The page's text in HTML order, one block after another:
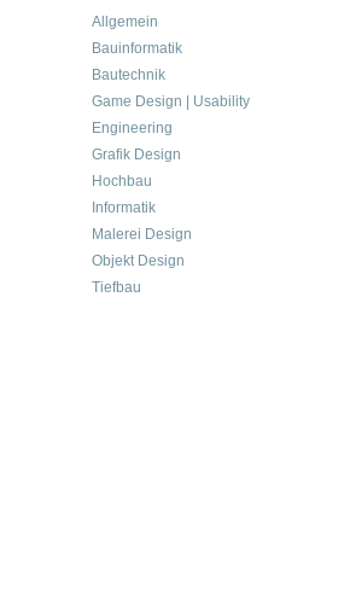
Allgemein
Bauinformatik
Bautechnik
Game Design | Usability
Engineering
Grafik Design
Hochbau
Informatik
Malerei Design
Objekt Design
Tiefbau